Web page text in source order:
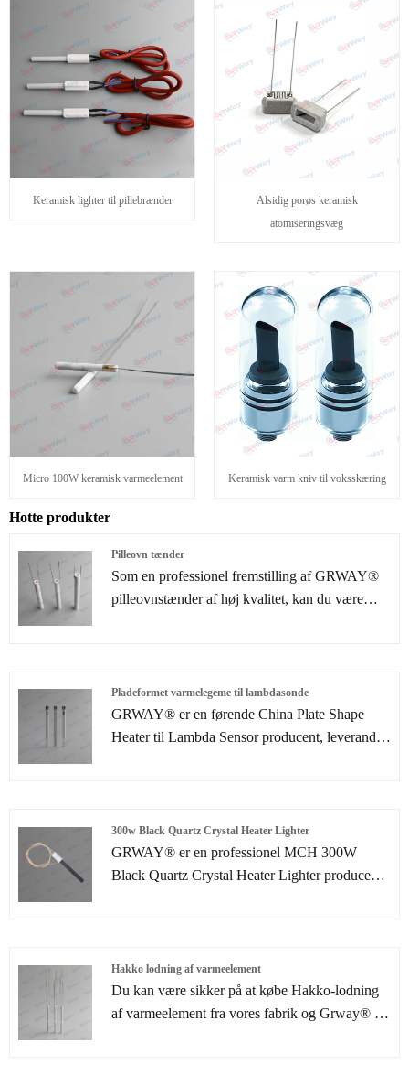
Keramisk lighter til pillebrænder
Alsidig porøs keramisk
atomiseringsvæg
Micro 100W keramisk varmeelement Keramisk varm kniv til voksskæring
Hotte produkter
Pilleovn tænder
Som en professionel fremstilling af GRWAY®
pilleovnstænder af høj kvalitet, kan du være
Pladeformet varmelegeme til lambdasonde
GRWAY® er en førende China Plate Shape
Heater til Lambda Sensor producent, leverandør
kunder.
300w Black Quartz Crystal Heater Lighter
GRWAY® er en professionel MCH 300W
Black Quartz Crystal Heater Lighter producent
leverer vi også skræddersyede
varmeelementløsninger og -tjenester for at
imødekomme kundernes forskellige behov i
Hakko lodning af varmeelement
Du kan være sikker på at købe Hakko-lodning
af varmeelement fra vores fabrik og Grway® vil